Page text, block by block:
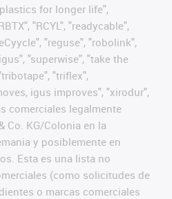
for longer life",
"RCYL", "readycable",
"reguse", "robolink",
"superwise", "take the
"triflex",
igus improves", "xirodur",
comerciales legalmente
Co. KG/Colonia en la
y posiblemente en
Esta es una lista no
(como solicitudes de
o marcas comerciales